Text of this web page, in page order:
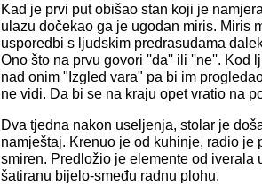
Kad je prvi put obišao stan koji je
ulazu dočekao ga je ugodan miris. Miris
usporedbi s ljudskim predrasudama
Ono što na prvu govori ''da'' ili ''ne''. Kod
nad onim "Izgled vara" pa bi im
ne vidi. Da bi se na kraju opet vratio na
Dva tjedna nakon useljenja, stolar je
namještaj. Krenuo je od kuhinje, radio je
smiren. Predložio je elemente od iverala
šatiranu bijelo-smeđu radnu plohu.